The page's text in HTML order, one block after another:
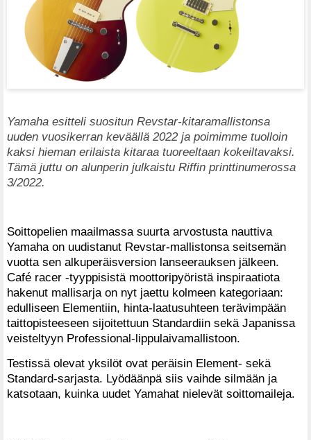
Yamaha esitteli suositun Revstar-kitaramallistonsa
uuden vuosikerran keväällä 2022 ja poimimme tuolloin
kaksi hieman erilaista kitaraa tuoreeltaan kokeiltavaksi.
Tämä juttu on alunperin julkaistu Riffin printtinumerossa
3/2022.
Soittopelien maailmassa suurta arvostusta nauttiva
Yamaha on uudistanut Revstar-mallistonsa seitsemän
vuotta sen alkuperäisversion lanseerauksen jälkeen.
Café racer -tyyppisistä moottoripyöristä inspiraatiota
hakenut mallisarja on nyt jaettu kolmeen kategoriaan:
edulliseen Elementiin, hinta-laatusuhteen terävimpään
taittopisteeseen sijoitettuun Standardiin sekä Japanissa
veisteltyyn Professional-lippulaivamallistoon.
Testissä olevat yksilöt ovat peräisin Element- sekä
Standard-sarjasta. Lyödäänpä siis vaihde silmään ja
katsotaan, kuinka uudet Yamahat nielevät soittomaileja.